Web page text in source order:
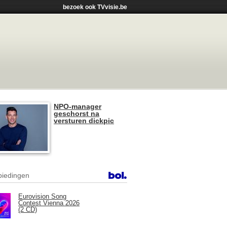
bezoek ook TVvisie.be
NPO-manager
geschorst na
versturen dickpic
Eurovision Song
Contest Vienna 2026
(2 CD)